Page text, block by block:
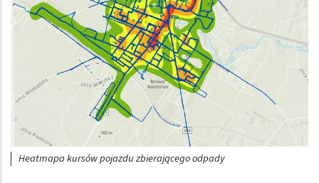
Heatmapa kursów pojazdu zbierającego odpady